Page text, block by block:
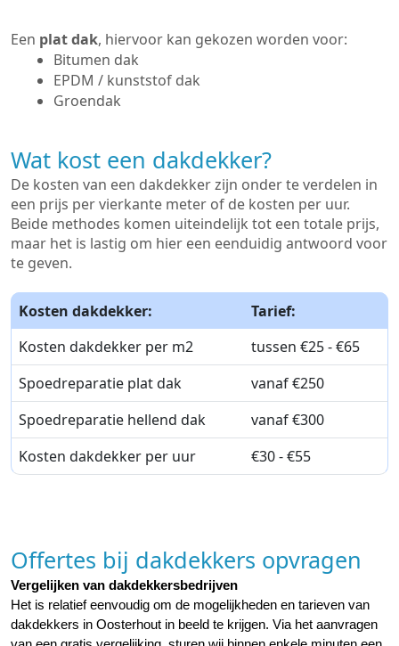
Een plat dak, hiervoor kan gekozen worden voor:
Bitumen dak
EPDM / kunststof dak
Groendak
Wat kost een dakdekker?
De kosten van een dakdekker zijn onder te verdelen in
een prijs per vierkante meter of de kosten per uur.
Beide methodes komen uiteindelijk tot een totale prijs,
maar het is lastig om hier een eenduidig antwoord voor
te geven.
Kosten dakdekker:
Tarief:
Kosten dakdekker per m2
tussen €25 - €65
Spoedreparatie plat dak
vanaf €250
Spoedreparatie hellend dak
vanaf €300
Kosten dakdekker per uur
€30 - €55
Offertes bij dakdekkers opvragen
Vergelijken van dakdekkersbedrijven
Het is relatief eenvoudig om de mogelijkheden en tarieven van
dakdekkers in Oosterhout in beeld te krijgen. Via het aanvragen